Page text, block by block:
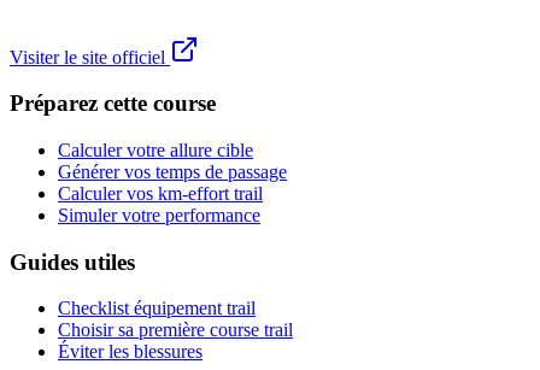
Visiter le site officiel
Préparez cette course
Calculer votre allure cible
Générer vos temps de passage
Calculer vos km-effort trail
Simuler votre performance
Guides utiles
Checklist équipement trail
Choisir sa première course trail
Éviter les blessures